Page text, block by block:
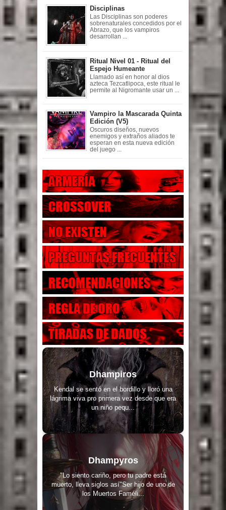
Disciplinas
Las Disciplinas son poderes
sobrenaturales concedidos por el
Abrazo, que los vampiros
desarrollan ...
Ritual Nivel 01 - Ritual del
Espejo Humeante
Llamado así en honor al dios
azteca Tezcatlipoca, este ritual le
permite al Nigromante usar un ...
Vampiro la Mascarada Quinta
Edición (V5)
Oscuros diseños, nuevos
enemigos y extraños aliados te
esperan en esta nueva edición
del juego ...
Dhampiros
Kendal se sentó en el bordillo y lloró una
lágrima viva pro primera vez desde que era
un niño pequ...
Dhampyros
"Lo siento cariño, pero tu padre está
muerto, lleva siglos así"Ser hijo de uno de
los Muertos Faméli...